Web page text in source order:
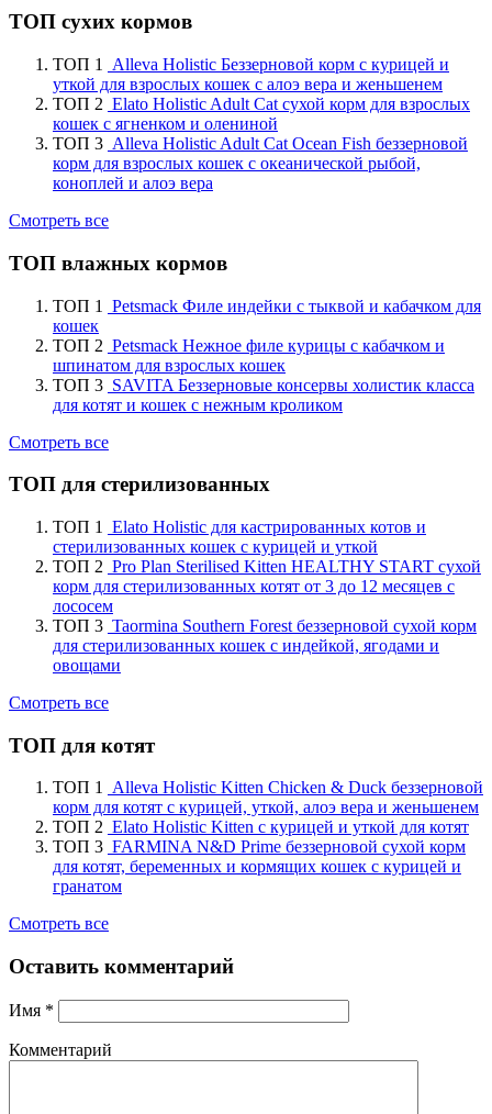
ТОП сухих кормов
ТОП 1
Alleva Holistic Беззерновой корм с курицей и
уткой для взрослых кошек с алоэ вера и женьшенем
ТОП 2 Elato Holistic Adult Cat сухой корм для взрослых
кошек с ягненком и олениной
ТОП 3 Alleva Holistic Adult Cat Ocean Fish беззерновой
корм для взрослых кошек с океанической рыбой,
коноплей и алоэ вера
Смотреть все
ТОП влажных кормов
ТОП 1
Petsmack Филе индейки с тыквой и кабачком для
кошек
ТОП 2 Petsmack Нежное филе курицы с кабачком и
шпинатом для взрослых кошек
ТОП 3 SAVITA Беззерновые консервы холистик класса
для котят и кошек с нежным кроликом
Смотреть все
ТОП для стерилизованных
ТОП 1
Elato Holistic для кастрированных котов и
стерилизованных кошек с курицей и уткой
ТОП 2 Pro Plan Sterilised Kitten HEALTHY START сухой
корм для стерилизованных котят от 3 до 12 месяцев с
лососем
ТОП 3 Taormina Southern Forest беззерновой сухой корм
для стерилизованных кошек с индейкой, ягодами и
овощами
Смотреть все
ТОП для котят
ТОП 1 Alleva Holistic Kitten Chicken & Duck беззерновой
корм для котят с курицей, уткой, алоэ вера и женьшенем
ТОП 2 Elato Holistic Kitten с курицей и уткой для котят
ТОП 3 FARMINA N&D Prime беззерновой сухой корм
для котят, беременных и кормящих кошек с курицей и
гранатом
Смотреть все
Оставить комментарий
Имя *
Комментарий